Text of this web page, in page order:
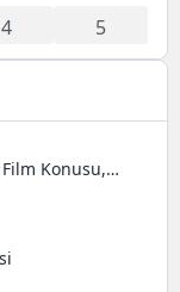
4 5
Konusu,